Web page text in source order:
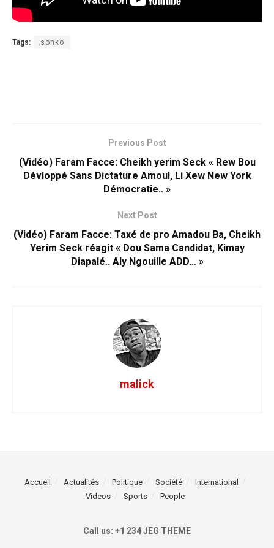
Tags: sonko
Previous Post
(Vidéo) Faram Facce: Cheikh yerim Seck « Rew Bou
Dévloppé Sans Dictature Amoul, Li Xew New York
Démocratie.. »
Next Post
(Vidéo) Faram Facce: Taxé de pro Amadou Ba, Cheikh
Yerim Seck réagit « Dou Sama Candidat, Kimay
Diapalé.. Aly Ngouille ADD… »
malick
Accueil Actualités Politique Société
International
Videos
Sports People
Call us: +1 234 JEG THEME